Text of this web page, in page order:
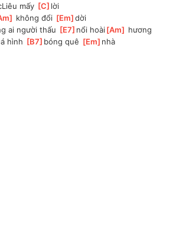
mấy [C ]lời
không đổi [Em ]
dời
ai người thấu [E7 ]nổi hoài[Am
hương
hình [B7 ]bóng quê [Em ]nhà